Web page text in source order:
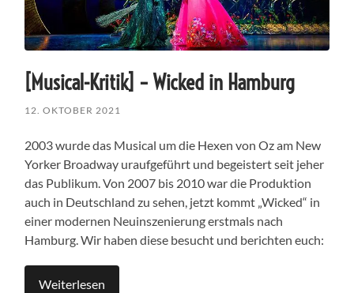
[Musical-Kritik] – Wicked in Hamburg
12. OKTOBER 2021
2003 wurde das Musical um die Hexen von Oz am New
Yorker Broadway uraufgeführt und begeistert seit jeher
das Publikum. Von 2007 bis 2010 war die Produktion
auch in Deutschland zu sehen, jetzt kommt „Wicked“ in
einer modernen Neuinszenierung erstmals nach
Hamburg. Wir haben diese besucht und berichten euch:
Weiterlesen